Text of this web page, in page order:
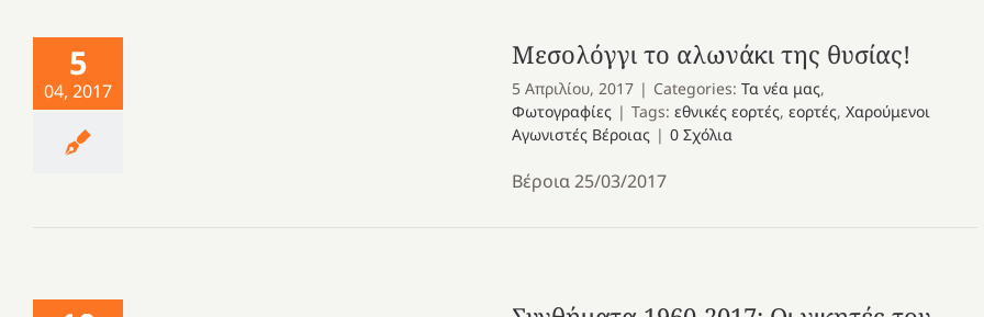
5
04, 2017
Μεσολόγγι το αλωνάκι της θυσίας!
5 Απριλίου, 2017 | Categories: Τα νέα μας,
Φωτογραφίες | Tags: εθνικές εορτές, εορτές, Χαρούμενοι
Αγωνιστές Βέροιας | 0 Σχόλια
Βέροια 25/03/2017